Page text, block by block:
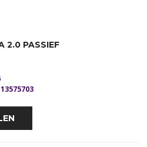
2.0 PASSIEF